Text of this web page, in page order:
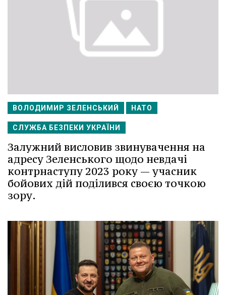
ВОЛОДИМИР ЗЕЛЕНСЬКИЙ НАТО
СЛУЖБА БЕЗПЕКИ УКРАЇНИ
Залужний висловив звинувачення на
адресу Зеленського щодо невдачі
контрнаступу 2023 року — учасник
бойових дій поділився своєю точкою
зору.